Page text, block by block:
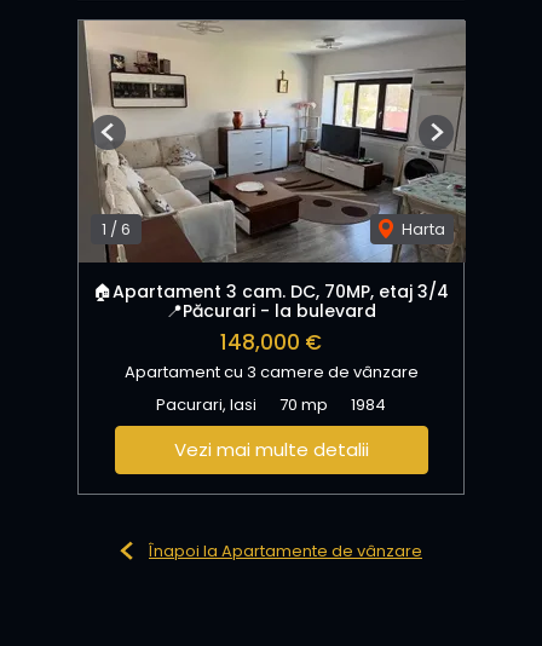
1 /6 Harta
Previous Next
🏠Apartament 3 cam. DC, 70MP, etaj 3/4
📍Păcurari - la bulevard
148,000 €
Apartament cu 3 camere de vânzare
Pacurari, Iasi
70 mp 1984
Vezi mai multe detalii
Înapoi la Apartamente de vânzare